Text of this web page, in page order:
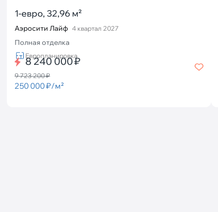
1-евро, 32,96 м²
Аэросити Лайф 4 квартал 2027
Полная отделка
Европланировка
8 240 000 ₽
9 723 200 ₽
250 000 ₽/м²